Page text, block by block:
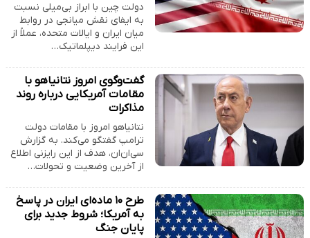
دولت چین با ابراز بی‌میلی نسبت
به ایفای نقش میانجی در روابط
میان ایران و ایالات متحده، عملاً از
این فرایند دیپلماتیک…
گفت‌وگوی امروز نتانیاهو با
مقامات آمریکایی درباره روند
مذاکرات
نتانیاهو امروز با مقامات دولت
ترامپ گفتگو می‌کند. به گزارش
سی‌ان‌ان، هدف از این رایزنی اطلاع
از آخرین وضعیت و تحولات…
طرح ۱۰ ماده‌ای ایران در پاسخ
به آمریکا؛ شروط جدید برای
پایان جنگ